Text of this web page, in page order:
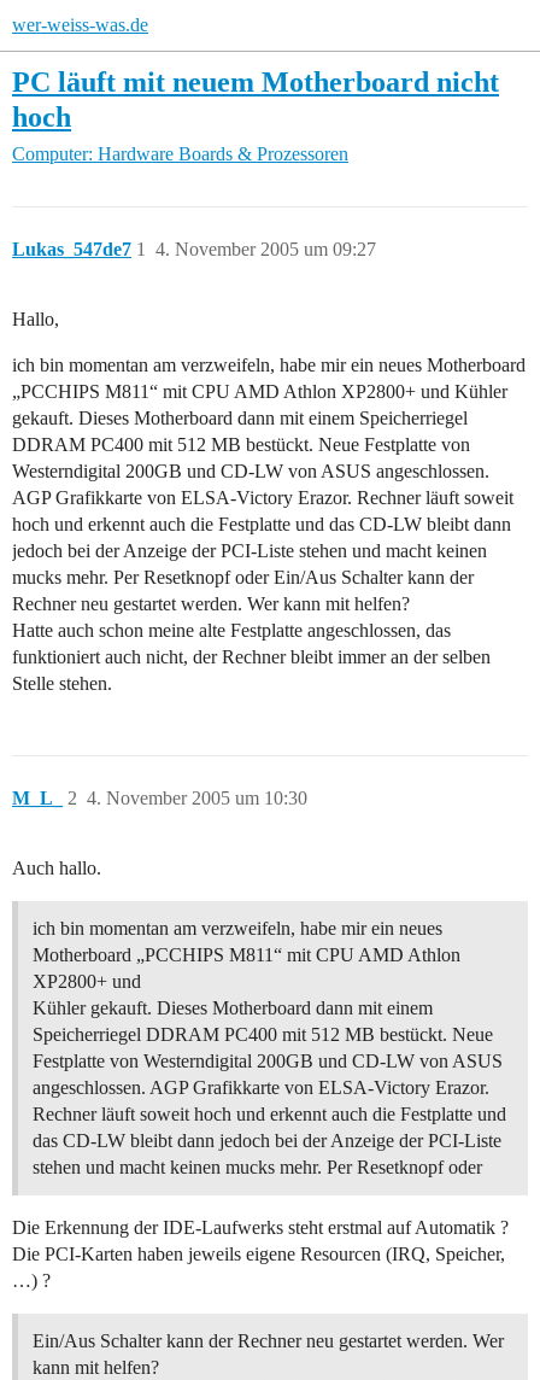
wer-weiss-was.de
PC läuft mit neuem Motherboard nicht
hoch
Computer: Hardware Boards & Prozessoren
Lukas_547de7 4. November 2005 um 09:27
1
Hallo,
ich bin momentan am verzweifeln, habe mir ein neues Motherboard
„PCCHIPS M811“ mit CPU AMD Athlon XP2800+ und Kühler
gekauft. Dieses Motherboard dann mit einem Speicherriegel
DDRAM PC400 mit 512 MB bestückt. Neue Festplatte von
Westerndigital 200GB und CD-LW von ASUS angeschlossen.
AGP Grafikkarte von ELSA-Victory Erazor. Rechner läuft soweit
hoch und erkennt auch die Festplatte und das CD-LW bleibt dann
jedoch bei der Anzeige der PCI-Liste stehen und macht keinen
mucks mehr. Per Resetknopf oder Ein/Aus Schalter kann der
Rechner neu gestartet werden. Wer kann mit helfen?
Hatte auch schon meine alte Festplatte angeschlossen, das
funktioniert auch nicht, der Rechner bleibt immer an der selben
Stelle stehen.
M_L_ 4. November 2005 um 10:30
2
Auch hallo.
ich bin momentan am verzweifeln, habe mir ein neues
Motherboard „PCCHIPS M811“ mit CPU AMD Athlon
XP2800+ und
Kühler gekauft. Dieses Motherboard dann mit einem
Speicherriegel DDRAM PC400 mit 512 MB bestückt. Neue
Festplatte von Westerndigital 200GB und CD-LW von ASUS
angeschlossen. AGP Grafikkarte von ELSA-Victory Erazor.
Rechner läuft soweit hoch und erkennt auch die Festplatte und
das CD-LW bleibt dann jedoch bei der Anzeige der PCI-Liste
stehen und macht keinen mucks mehr. Per Resetknopf oder
Die Erkennung der IDE-Laufwerks steht erstmal auf Automatik ?
Die PCI-Karten haben jeweils eigene Resourcen (IRQ, Speicher,
…) ?
Ein/Aus Schalter kann der Rechner neu gestartet werden. Wer
kann mit helfen?